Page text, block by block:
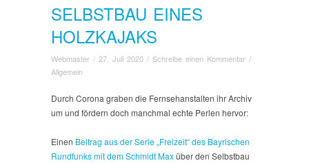
SELBSTBAU EINES
HOLZKAJAKS
Webmaster / 27. Juli 2020 / Schreibe einen Kommentar /
Allgemein
Durch Corona graben die Fernsehanstalten ihr Archiv
um und fördern doch manchmal echte Perlen hervor:
Einen Beitrag aus der Serie „Freizeit“ des Bayrischen
Rundfunks mit dem Schmidt Maxüber den Selbstbau